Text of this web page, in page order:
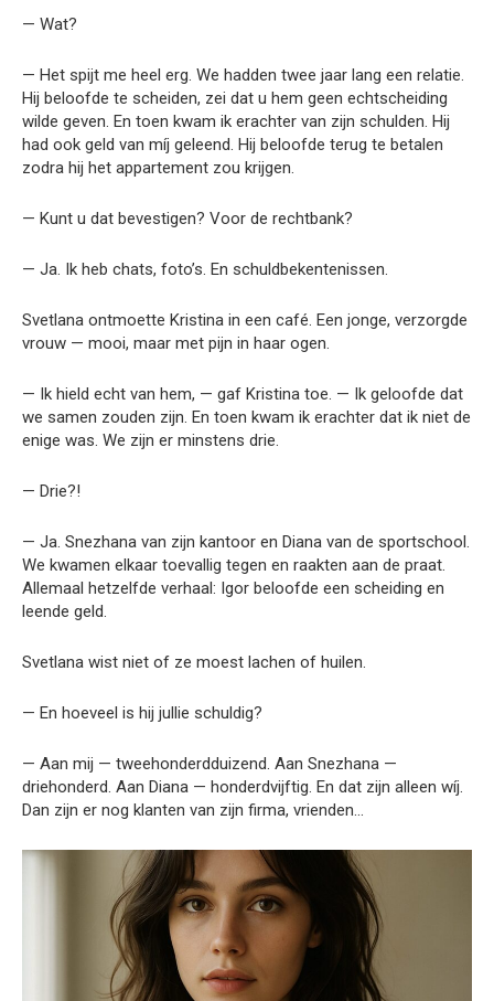
— Wat?
— Het spijt me heel erg. We hadden twee jaar lang een relatie.
Hij beloofde te scheiden, zei dat u hem geen echtscheiding
wilde geven. En toen kwam ik erachter van zijn schulden. Hij
had ook geld van míj geleend. Hij beloofde terug te betalen
zodra hij het appartement zou krijgen.
— Kunt u dat bevestigen? Voor de rechtbank?
— Ja. Ik heb chats, foto’s. En schuldbekentenissen.
Svetlana ontmoette Kristina in een café. Een jonge, verzorgde
vrouw — mooi, maar met pijn in haar ogen.
— Ik hield echt van hem, — gaf Kristina toe. — Ik geloofde dat
we samen zouden zijn. En toen kwam ik erachter dat ik niet de
enige was. We zijn er minstens drie.
— Drie?!
— Ja. Snezhana van zijn kantoor en Diana van de sportschool.
We kwamen elkaar toevallig tegen en raakten aan de praat.
Allemaal hetzelfde verhaal: Igor beloofde een scheiding en
leende geld.
Svetlana wist niet of ze moest lachen of huilen.
— En hoeveel is hij jullie schuldig?
— Aan mij — tweehonderdduizend. Aan Snezhana —
driehonderd. Aan Diana — honderdvijftig. En dat zijn alleen wíj.
Dan zijn er nog klanten van zijn firma, vrienden…